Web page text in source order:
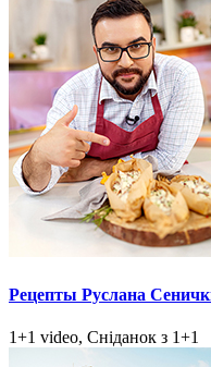
Рецепты Руслана
1+1 video, Сніданок з 1+1